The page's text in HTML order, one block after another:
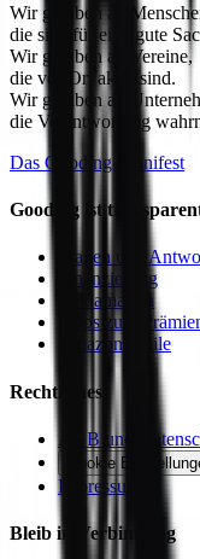
Wir glauben an
die sich für eine gute
Wir glauben an
Vereine,
die vor Ort aktiv sind.
Wir glauben an
die Verantwortung
Das Gooding-Manifest
Gooding ist
Fragen und
Finanzierung
Reklamation
Tipps zum
Amazon Smile
Rechtliches
AGB und
Cookie
Impressum
Bleib in Verbindung